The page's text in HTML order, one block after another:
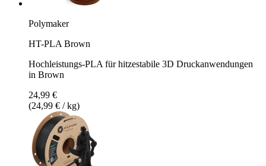
Polymaker
HT-PLA Brown
Hochleistungs-PLA für hitzestabile 3D Druckanwendungen
in Brown
24,99 €
(24,99 € / kg)